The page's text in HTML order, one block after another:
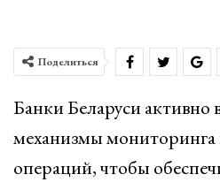
Поделиться
Банки Беларуси активно
механизмы
операций, чтобы